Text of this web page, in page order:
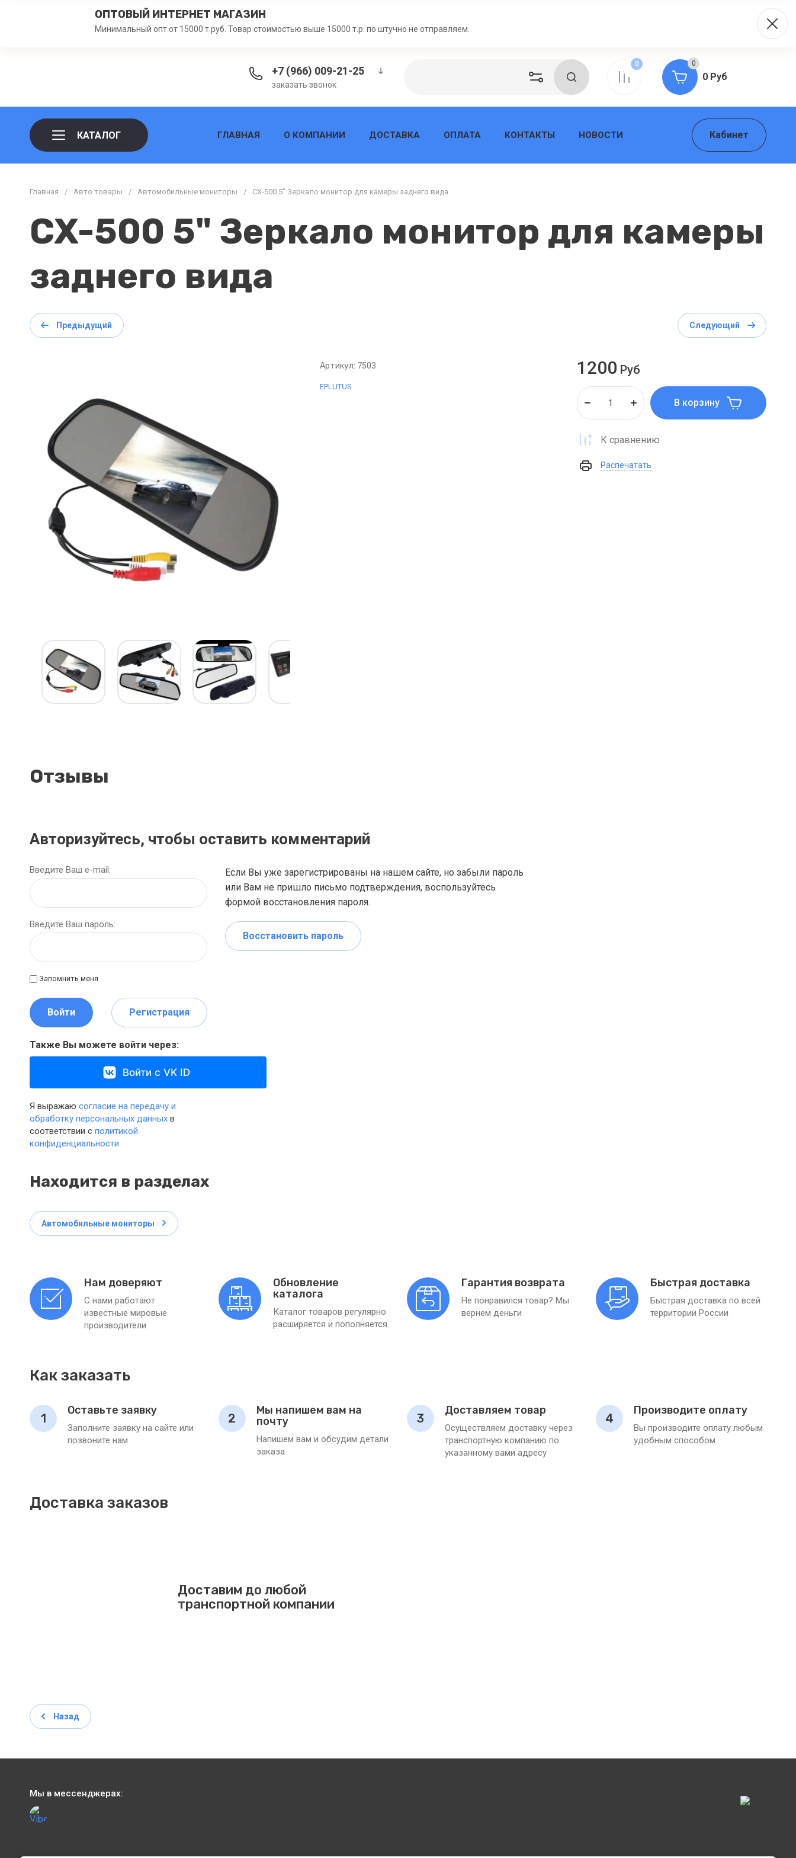
ОПТОВЫЙ ИНТЕРНЕТ МАГАЗИН
Минимальный опт от 15000 т.руб. Товар стоимостью выше 15000 т.р. по штучно не отправляем.
+7 (966) 009-21-25
заказать звонок
0 0
0 Руб
КАТАЛОГ ГЛАВНАЯ О КОМПАНИИ ДОСТАВКА ОПЛАТА КОНТАКТЫ НОВОСТИ Кабинет
Главная / Авто товары / Автомобильные мониторы / CX-500 5" Зеркало монитор для камеры заднего вида
CX-500 5" Зеркало монитор для камеры
заднего вида
Предыдущий Следующий
Артикул: 7503
EPLUTUS
1200 Руб
В корзину
К сравнению
Распечатать
Отзывы
Авторизуйтесь, чтобы оставить комментарий
Введите Ваш e-mail:
Введите Ваш пароль:
Запомнить меня
Войти Регистрация
Если Вы уже зарегистрированы на нашем сайте, но забыли пароль
или Вам не пришло письмо подтверждения, воспользуйтесь
формой восстановления пароля.
Восстановить пароль
Также Вы можете войти через:
Войти с VK ID
Я выражаю согласие на передачу и
обработку персональных данных в
соответствии с политикой
конфиденциальности
Находится в разделах
Автомобильные мониторы
Нам доверяют
С нами работают
известные мировые
производители
Обновление
каталога
Каталог товаров регулярно
расширяется и пополняется
Гарантия возврата
Не понравился товар? Мы
вернем деньги
Быстрая доставка
Быстрая доставка по всей
территории России
Как заказать
1
Оставьте заявку
Заполните заявку на сайте или
позвоните нам
2
Мы напишем вам на
почту
Напишем вам и обсудим детали
заказа
3
Доставляем товар
Осуществляем доставку через
транспортную компанию по
указанному вами адресу
4
Производите оплату
Вы производите оплату любым
удобным способом
Доставка заказов
Доставим до любой
транспортной компании
Назад
Мы в мессенджерах: